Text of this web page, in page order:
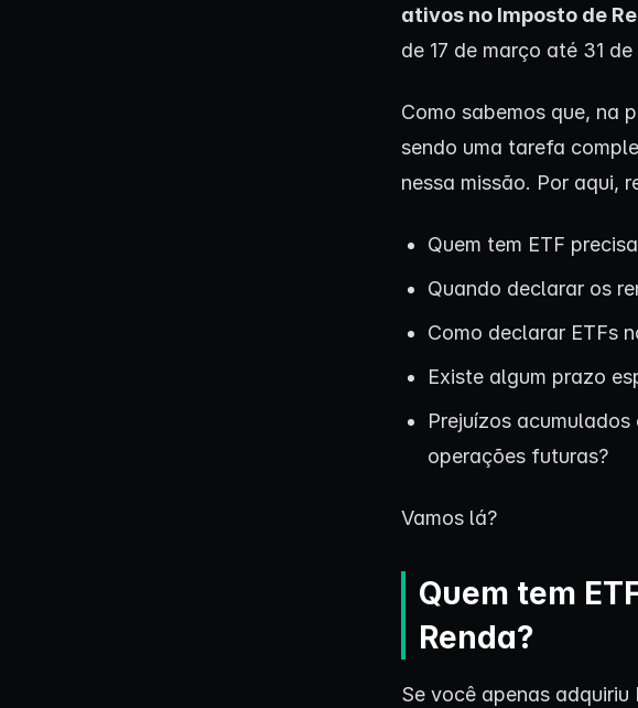
ativos no Imposto de
de 17 de março até 31 de
Como sabemos que, na
sendo uma tarefa
nessa missão. Por aqui,
Quem tem ETF
Quando declarar os
Como declarar ETFs
Existe algum prazo
Prejuízos
operações futuras?
Vamos lá?
Quem tem
Renda?
Se você apenas